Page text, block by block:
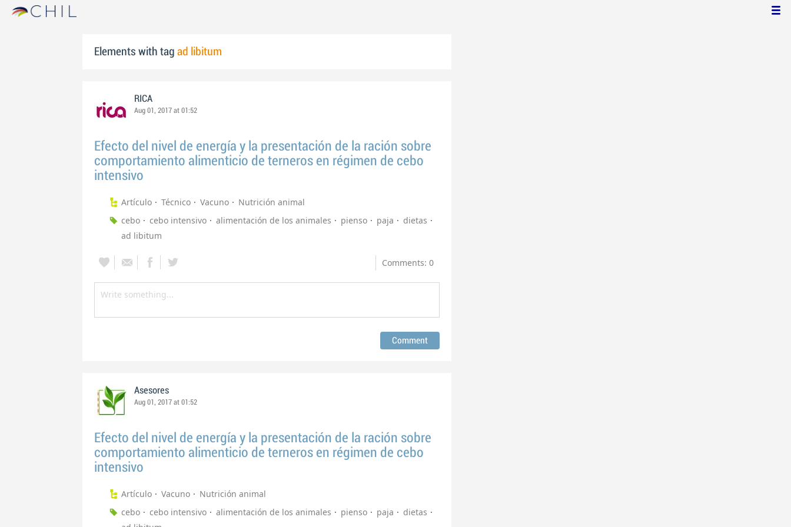
Elements with tag ad libitum
RICA
Aug 01, 2017 at 01:52
Efecto del nivel de energía y la presentación de la ración sobre
comportamiento alimenticio de terneros en régimen de cebo
intensivo
Artículo Técnico Vacuno
Nutrición animal
cebo
cebo intensivo alimentación de los animales pienso paja
dietas
ad libitum
Comments: 0
Asesores
Aug 01, 2017 at 01:52
Efecto del nivel de energía y la presentación de la ración sobre
comportamiento alimenticio de terneros en régimen de cebo
intensivo
Artículo Vacuno
Nutrición animal
cebo
cebo intensivo alimentación de los animales pienso paja
dietas